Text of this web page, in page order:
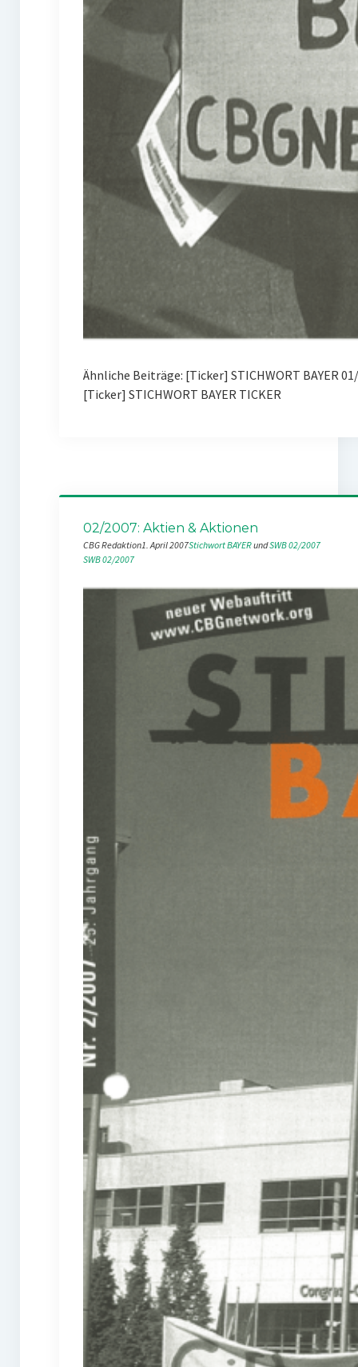
Ähnliche Beiträge: [Ticker] STICHWORT BAYER
[Ticker] STICHWORT BAYER TICKER
02/2007: Aktien & Aktionen
CBG Redaktion1. April 2007Stichwort BAYER und SWB 02/2007
SWB 02/2007